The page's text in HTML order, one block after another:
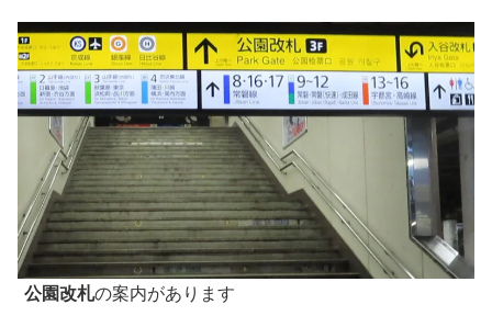
公園改札の案内があります